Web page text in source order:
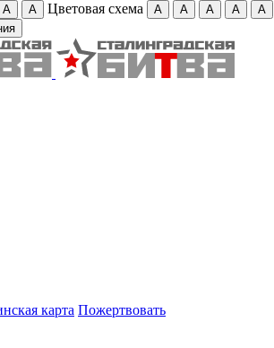
А А Цветовая схема А А А А
А
карта Пожертвовать